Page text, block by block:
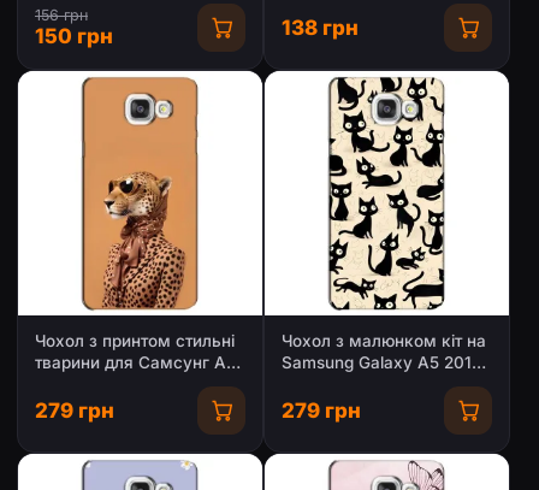
156 грн
150 грн 138 грн
Чохол з принтом стильні
тварини для Самсунг A5
279 грн
Чохол з малюнком кіт на
Samsung Galaxy A5 2016
279 грн